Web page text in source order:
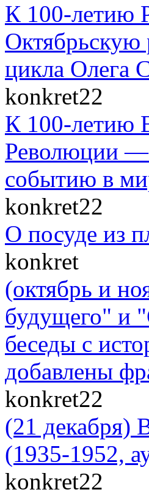
К 100-летию
Октябрьскую
цикла Олега
konkret22
К 100-
Революции —
событию в
konkret22
О посуде из
konkret
(октябрь и
будущего" и
беседы с
добавлены
konkret22
(21 декабря)
(1935-1952,
konkret22